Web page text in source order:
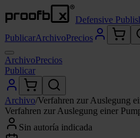
Defensive
PublicarArchivoPrecios
ArchivoPrecios
Publicar
Archivo/Verfahren zur Auslegung
Verfahren zur Auslegung einer
Sin autoría indicada